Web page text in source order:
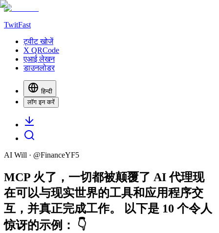
TwitFast
ट्वीट खोजें
X QRCode
एआई लेखन
डाउनलोडर
हिन्दी
लॉग इन करें
AI Will · @FinanceYF5
MCP 火了，一切都被颠覆了 AI 代理现
在可以与现实世界的工具和应用程序交
互，并真正完成工作。 以下是 10 个令人
惊讶的示例： 👇